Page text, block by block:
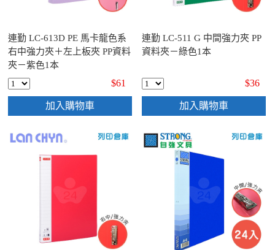
連勤 LC-613D PE 馬卡龍色系
右中強力夾＋左上板夾 PP資料
夾－紫色1本
$61
加入購物車
連勤 LC-511 G 中間強力夾 PP
資料夾－綠色1本
$36
加入購物車